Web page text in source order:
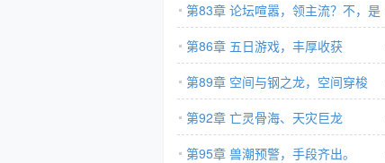
（1/3，求订阅）
第83章 论坛喧嚣，领主流？不，是
神明流！（1/3）
第86章 五日游戏，丰厚收获
（1/3）
第89章 空间与钢之龙，空间穿梭
（1/3）
第92章 亡灵骨海、天灾巨龙
（1/3）
第95章 兽潮预警，手段齐出。